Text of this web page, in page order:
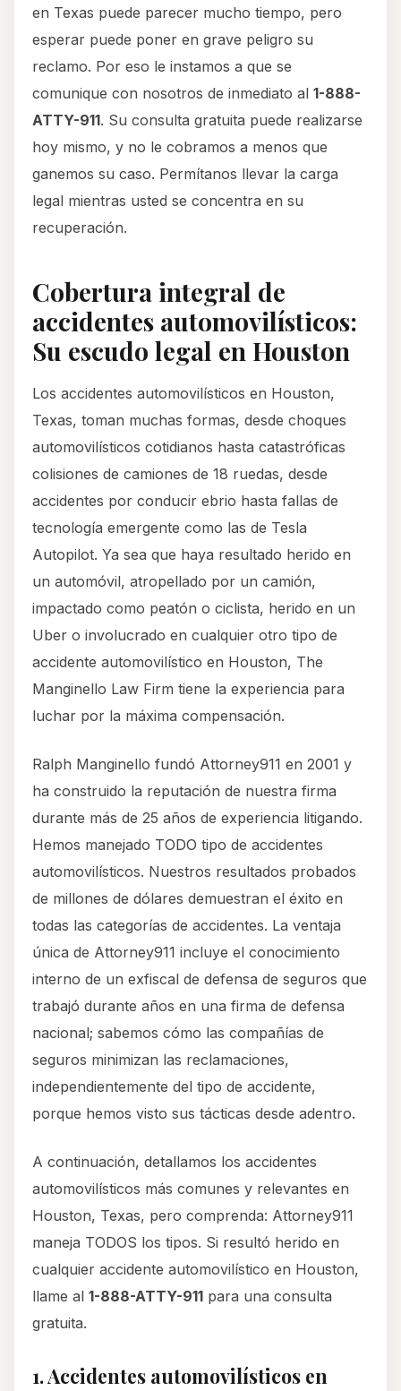
en Texas puede parecer mucho tiempo, pero
esperar puede poner en grave peligro su
reclamo. Por eso le instamos a que se
comunique con nosotros de inmediato al 1-888-
ATTY-911. Su consulta gratuita puede realizarse
hoy mismo, y no le cobramos a menos que
ganemos su caso. Permítanos llevar la carga
legal mientras usted se concentra en su
recuperación.
Cobertura integral de
accidentes automovilísticos:
Su escudo legal en Houston
Los accidentes automovilísticos en Houston,
Texas, toman muchas formas, desde choques
automovilísticos cotidianos hasta catastróficas
colisiones de camiones de 18 ruedas, desde
accidentes por conducir ebrio hasta fallas de
tecnología emergente como las de Tesla
Autopilot. Ya sea que haya resultado herido en
un automóvil, atropellado por un camión,
impactado como peatón o ciclista, herido en un
Uber o involucrado en cualquier otro tipo de
accidente automovilístico en Houston, The
Manginello Law Firm tiene la experiencia para
luchar por la máxima compensación.
Ralph Manginello fundó Attorney911 en 2001 y
ha construido la reputación de nuestra firma
durante más de 25 años de experiencia litigando.
Hemos manejado TODO tipo de accidentes
automovilísticos. Nuestros resultados probados
de millones de dólares demuestran el éxito en
todas las categorías de accidentes. La ventaja
única de Attorney911 incluye el conocimiento
interno de un exfiscal de defensa de seguros que
trabajó durante años en una firma de defensa
nacional; sabemos cómo las compañías de
seguros minimizan las reclamaciones,
independientemente del tipo de accidente,
porque hemos visto sus tácticas desde adentro.
A continuación, detallamos los accidentes
automovilísticos más comunes y relevantes en
Houston, Texas, pero comprenda: Attorney911
maneja TODOS los tipos. Si resultó herido en
cualquier accidente automovilístico en Houston,
llame al 1-888-ATTY-911 para una consulta
gratuita.
1. Accidentes automovilísticos en